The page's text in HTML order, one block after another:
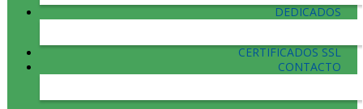
DEDICADOS
CERTIFICADOS SSL
CONTACTO